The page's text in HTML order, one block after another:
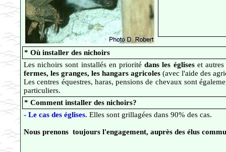
* Où installer des nichoirs
Les nichoirs sont installés en prioritédans les égliseset autres
fermes, les granges, les hangars agricoles (avec l'aide des
Les centres équestres, haras, pensions de chevaux sont
particuliers.
* Comment installer des nichoirs?
- Le cas des églises. Elles sont grillagées dans 90% des cas.
Nous prenons toujours l'engagement, auprès des élus